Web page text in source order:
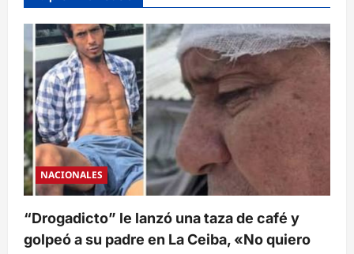
NACIONALES
“Drogadicto” le lanzó una taza de café y
golpeó a su padre en La Ceiba, «No quiero